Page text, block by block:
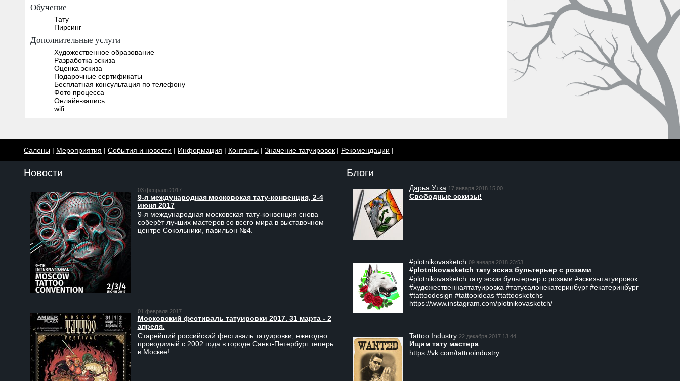
Обучение
Тату
Пирсинг
Дополнительные услуги
Художественное образование
Разработка эскиза
Оценка эскиза
Подарочные сертификаты
Бесплатная консультация по телефону
Фото процесса
Онлайн-запись
wifi
Салоны | Мероприятия | События и новости | Информация | Контакты | Значение татуировок | Рекомендации |
Новости
03 февраля 2017
9-я международная московская тату-конвенция, 2-4
июня 2017
9-я международная московская тату-конвенция снова
соберёт лучших мастеров со всего мира в выставочном
центре Сокольники, павильон №4.
01 февраля 2017
Московский фестиваль татуировки 2017. 31 марта - 2
апреля.
Старейший российский фестиваль татуировки, ежегодно
проводимый с 2002 года в городе Санкт-Петербург теперь
в Москве!
Блоги
Дарья Утка 17 января 2018 15:00
Свободные эскизы!
#plotnikovasketch 09 января 2018 23:53
#plotnikovasketch тату эскиз бультерьер с розами
#plotnikovasketch тату эскиз бультерьер с розами #эскизытатуировок
#художественнаятатуировка #татусалонекатеринбург #екатеринбург
#tattoodesign #tattooideas #tattoosketchs
https://www.instagram.com/plotnikovasketch/
Tattoo Industry 22 декабря 2017 13:44
Ищим тату мастера
https://vk.com/tattooindustry